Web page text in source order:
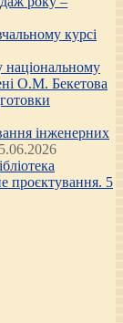
курсі
національному
О.М. Бекетова
інженерних
проєктування. 5